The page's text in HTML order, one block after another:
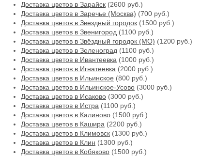
Доставка цветов в Зарайск (2600 руб.)
Доставка цветов в Заречье (Москва) (700 руб.)
Доставка цветов в Звездный городок (1500 руб.)
Доставка цветов в Звенигород (1100 руб.)
Доставка цветов в Звёздный городок (МО) (1200 руб.)
Доставка цветов в Зеленоград (1100 руб.)
Доставка цветов в Ивантеевка (1000 руб.)
Доставка цветов в Игнатеевка (2000 руб.)
Доставка цветов в Ильинское (800 руб.)
Доставка цветов в Ильинское-Усово (3000 руб.)
Доставка цветов в Исаково (3000 руб.)
Доставка цветов в Истра (1100 руб.)
Доставка цветов в Калиново (1500 руб.)
Доставка цветов в Кашира (2200 руб.)
Доставка цветов в Климовск (1300 руб.)
Доставка цветов в Клин (1300 руб.)
Доставка цветов в Кобяково (1500 руб.)